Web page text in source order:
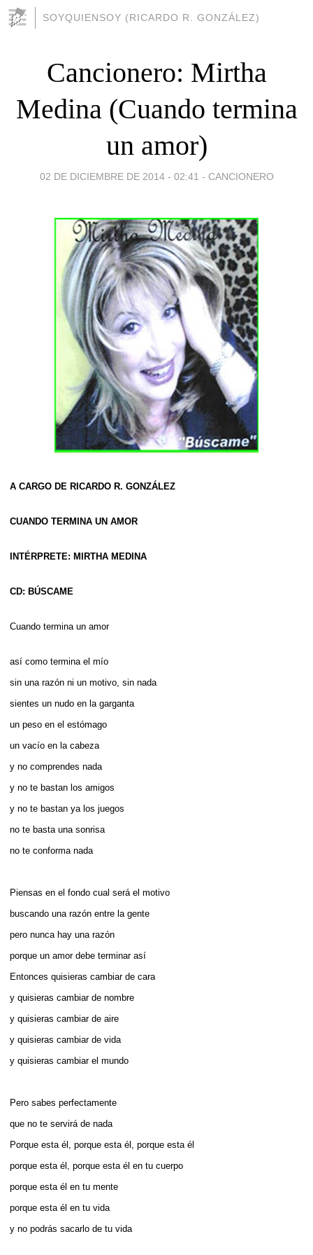
SOYQUIENSOY (RICARDO R. GONZÁLEZ)
Cancionero: Mirtha
Medina (Cuando termina
un amor)
02 DE DICIEMBRE DE 2014 - 02:41 - CANCIONERO
A CARGO DE RICARDO R. GONZÁLEZ
CUANDO TERMINA UN AMOR
INTÉRPRETE: MIRTHA MEDINA
CD: BÚSCAME
Cuando termina un amor
así­ como termina el mí­o
sin una razón ni un motivo, sin nada
sientes un nudo en la garganta
un peso en el estómago
un vacío en la cabeza
y no comprendes nada
y no te bastan los amigos
y no te bastan ya los juegos
no te basta una sonrisa
no te conforma nada
Piensas en el fondo cual será el motivo
buscando una razón entre la gente
pero nunca hay una razón
porque un amor debe terminar así­
Entonces quisieras cambiar de cara
y quisieras cambiar de nombre
y quisieras cambiar de aire
y quisieras cambiar de vida
y quisieras cambiar el mundo
Pero sabes perfectamente
que no te servirá de nada
Porque esta él, porque esta él, porque esta él
porque esta él, porque esta él en tu cuerpo
porque esta él en tu mente
porque esta él en tu vida
y no podrás sacarlo de tu vida